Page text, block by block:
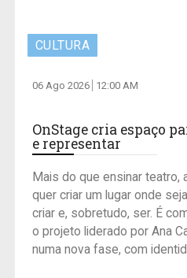
CULTURA
06 Ago 2026 12:00 AM
OnStage cria espaço
e representar
Mais do que ensinar teatro,
quer criar um lugar onde
criar e, sobretudo, ser. É
o projeto liderado por Ana
numa nova fase, com